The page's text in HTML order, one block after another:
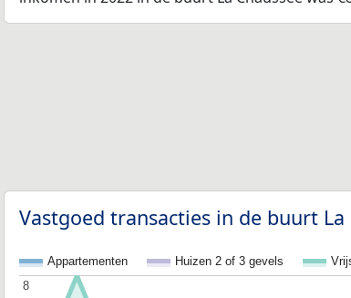
Vastgoed transacties in de buurt La
Appartementen Huizen 2 of 3 gevels
8
8